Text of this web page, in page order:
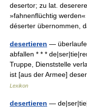
desertor; zu lat.
»fahnenflüchtig
déserter übernommen,
desertieren —
abfallen * * *
Truppe, Dienststelle
ist [aus der Armee]
Lexikon
desertieren —